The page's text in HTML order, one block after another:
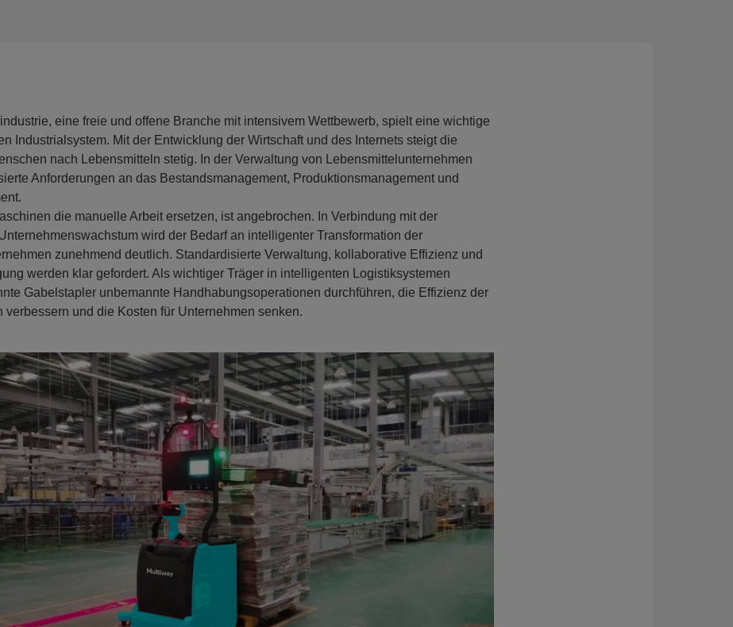
eine freie und offene Branche mit intensivem Wettbewerb, spielt eine wichtige
Industrialsystem. Mit der Entwicklung der Wirtschaft und des Internets steigt die
nach Lebensmitteln stetig. In der Verwaltung von Lebensmittelunternehmen
Anforderungen an das Bestandsmanagement, Produktionsmanagement und
die manuelle Arbeit ersetzen, ist angebrochen. In Verbindung mit der
wird der Bedarf an intelligenter Transformation der
zunehmend deutlich. Standardisierte Verwaltung, kollaborative Effizienz und
werden klar gefordert. Als wichtiger Träger in intelligenten Logistiksystemen
Gabelstapler unbemannte Handhabungsoperationen durchführen, die Effizienz der
verbessern und die Kosten für Unternehmen senken.